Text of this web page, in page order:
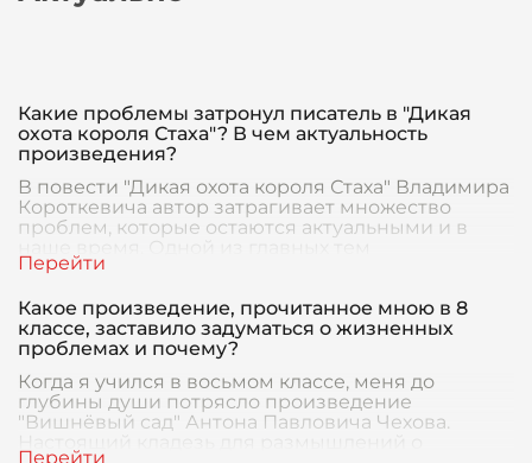
Какие проблемы затронул писатель в "Дикая
охота короля Стаха"? В чем актуальность
произведения?
В повести "Дикая охота короля Стаха" Владимира
Короткевича автор затрагивает множество
проблем, которые остаются актуальными и в
наше время. Одной из главных тем
произведения являе
Какое произведение, прочитанное мною в 8
классе, заставило задуматься о жизненных
проблемах и почему?
Когда я учился в восьмом классе, меня до
глубины души потрясло произведение
"Вишнёвый сад" Антона Павловича Чехова.
Настоящий кладезь для размышлений о